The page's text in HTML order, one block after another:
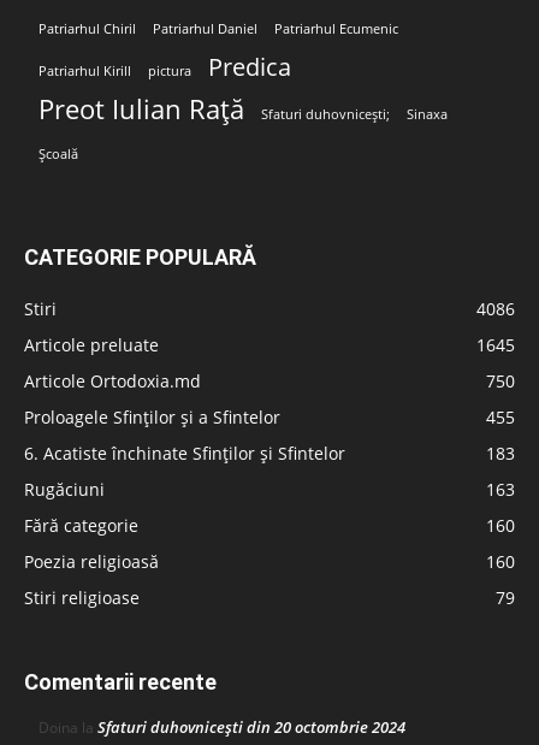
Patriarhul Chiril Patriarhul Daniel Patriarhul Ecumenic
Patriarhul Kirill pictura Predica
Preot Iulian Rață Sfaturi duhovnicești; Sinaxa
Școală
CATEGORIE POPULARĂ
Stiri
4086
Articole preluate
1645
Articole Ortodoxia.md
750
Proloagele Sfinților și a Sfintelor
455
6. Acatiste închinate Sfinților și Sfintelor
183
Rugăciuni
163
Fără categorie
160
Poezia religioasă
160
Stiri religioase
79
Comentarii recente
Doina la Sfaturi duhovnicești din 20 octombrie 2024